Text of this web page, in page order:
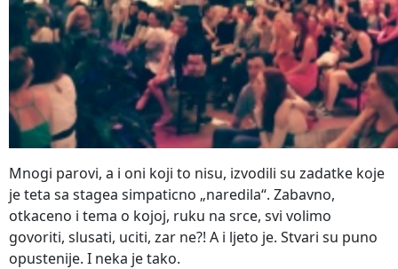
Mnogi parovi, a i oni koji to nisu, izvodili su zadatke koje
je teta sa stagea simpaticno „naredila“. Zabavno,
otkaceno i tema o kojoj, ruku na srce, svi volimo
govoriti, slusati, uciti, zar ne?! A i ljeto je. Stvari su puno
opustenije. I neka je tako.